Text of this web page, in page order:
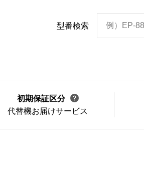
型番検索 例）EP-
初期保証区分
代替機お届けサービス